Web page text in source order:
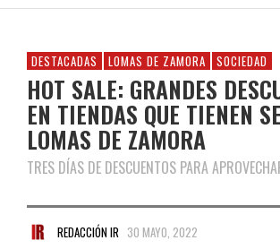
DESTACADAS LOMAS DE ZAMORA SOCIEDAD
HOT SALE: GRANDES
EN TIENDAS QUE TIENEN
LOMAS DE ZAMORA
TRES DÍAS DE DESCUENTOS PARA
REDACCIÓN IR 30 MAYO, 2022